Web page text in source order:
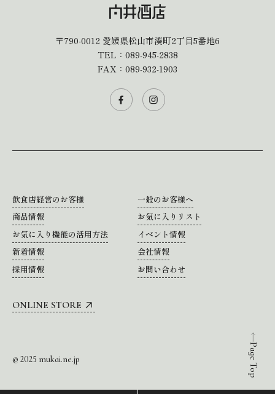
Page Top
〒790-0012 愛媛県松山市湊町2丁目5番地6
TEL： 089-945-2838
FAX：089-932-1903
飲食店経営のお客様
一般のお客様へ
商品情報
お気に入りリスト
お気に入り機能の活用方法
イベント情報
新着情報
会社情報
採用情報
お問い合わせ
ONLINE STORE
© 2025 mukai.ne.jp